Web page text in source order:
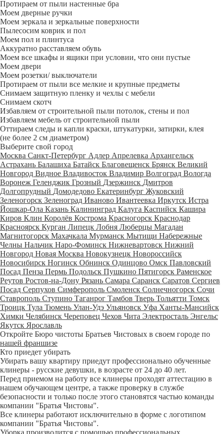
Протираем от пыли настенные бра
Моем дверные ручки
Моем зеркала и зеркальные поверхности
Пылесосим коврик и пол
Моем пол и плинтуса
Аккуратно расставляем обувь
Моем все шкафы и ящики при условии, что они пустые
Моем двери
Моем розетки/ выключатели
Протираем от пыли все мелкие и крупные предметы
Снимаем защитную пленку и чехлы с мебели
Снимаем скотч
Избавляем от строительной пыли потолок, стены и пол
Избавляем мебель от строительной пыли
Оттираем следы и капли краски, штукатурки, затирки, клея
(не более 2 см диаметром)
Выберите свой город
Москва Санкт-Петербург Адлер Апрелевка Архангельск
Астрахань Балашиха Батайск Благовещенск Брянск Великий
Новгород Видное Владивосток Владимир Волгоград Вологда
Воронеж Геленджик Грозный Дзержинск Дмитров
Долгопрудный Домодедово Екатеринбург Жуковский
Зеленогорск Зеленоград Иваново Ивантеевка Иркутск Истра
Йошкар-Ола Казань Калининград Калуга Каспийск Кашира
Киров Клин Королёв Кострома Красногорск Краснодар
Красноярск Курган Липецк Лобня Люберцы Магадан
Магнитогорск Махачкала Мурманск Мытищи Набережные
Челны Нальчик Наро-Фоминск Нижневартовск Нижний
Новгород Новая Москва Новокузнецк Новороссийск
Новосибирск Ногинск Обнинск Одинцово Омск Павловский
Посад Пенза Пермь Подольск Пушкино Пятигорск Раменское
Реутов Ростов-на-Дону Рязань Самара Саранск Саратов Сергиев
Посад Серпухов Симферополь Смоленск Солнечногорск Сочи
Ставрополь Ступино Таганрог Тамбов Тверь Тольятти Томск
Троицк Тула Тюмень Улан-Удэ Ульяновск Уфа Ханты-Мансийск
Химки Челябинск Череповец Чехов Чита Электросталь Энгельс
Якутск Ярославль
Откройте Бюро чистоты Братьев Чистовых в своем городе по
нашей франшизе
Кто приедет убирать
Убирать вашу квартиру приедут профессионально обученные
клинеры - русские девушки, в возрасте от 24 до 40 лет.
Перед приемом на работу все клинеры проходят аттестацию в
нашем обучающем центре, а также проверку в службе
безопасности и только после этого становятся частью команды
компании "Братья Чистовы".
Все клинеры работают исключительно в форме с логотипом
компании "Братья Чистовы".
Уборка производится с помощью профессиональных